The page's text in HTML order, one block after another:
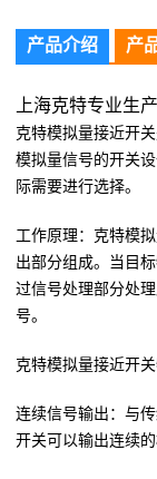
产品介绍 产
上海克特专业生
克特模拟量接近开
模拟量信号的开关
际需要进行选择。
工作原理：克特模
出部分组成。当目
过信号处理部分处
号。
克特模拟量接近开
连续信号输出：与
开关可以输出连续